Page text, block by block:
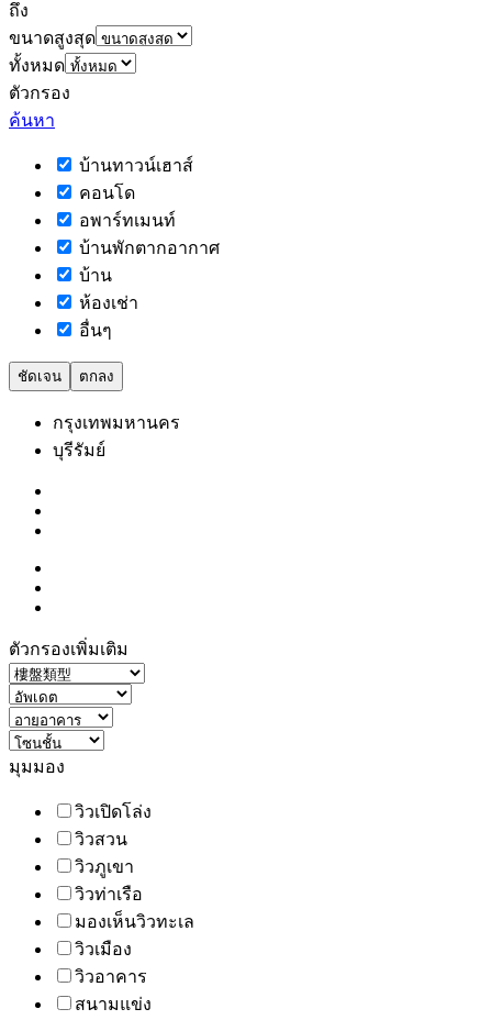
ถึง
ขนาดสูงสุด
ทั้งหมด
ตัวกรอง
ค้นหา
บ้านทาวน์เฮาส์
คอนโด
อพาร์ทเมนท์
บ้านพักตากอากาศ
บ้าน
ห้องเช่า
อื่นๆ
ชัดเจน ตกลง
กรุงเทพมหานคร
บุรีรัมย์
ตัวกรองเพิ่มเติม
มุมมอง
วิวเปิดโล่ง
วิวสวน
วิวภูเขา
วิวท่าเรือ
มองเห็นวิวทะเล
วิวเมือง
วิวอาคาร
สนามแข่ง